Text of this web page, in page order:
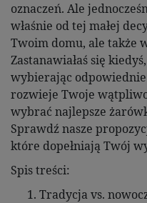
oznaczeń. Ale
właśnie od tej małej
Twoim domu, ale także
Zastanawiałaś się
wybierając
rozwieje Twoje
wybrać najlepsze
Sprawdź nasze
które dopełniają Twój
Spis treści:
Tradycja vs.